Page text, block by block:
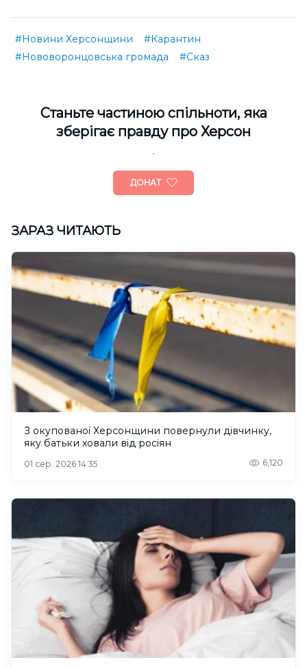
#Новини Херсонщини
#Карантин
#Нововоронцовська громада
#Сказ
Cтаньте частиною спільноти, яка
зберігає правду про Херсон
ДОНАТ
ЗАРАЗ ЧИТАЮТЬ
З окупованої Херсонщини повернули дівчинку,
яку батьки ховали від росіян
01 сер. 2026 14:35 6,120